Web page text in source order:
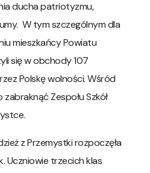
ducha patriotyzmu,
W tym szczególnym dla
mieszkańcy Powiatu
się w obchody 107
Polskę wolności. Wśród
Zespołu Szkół
z Przemystki rozpoczęła
Uczniowie trzecich klas